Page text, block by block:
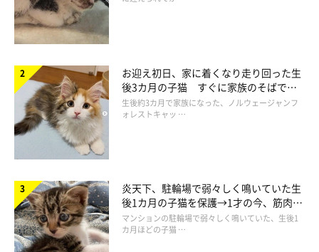
お迎え初日、家に着くなり走り回った生
後3カ月の子猫 すぐに家族のそばで落
ち着く姿に「迎えてよかった」
生後約3カ月で家族になった、ノルウェージャンフ
ォレストキャッ …
炎天下、駐輪場で弱々しく鳴いていた生
後1カ月の子猫を保護→1才の今、筋肉質
でツンデレなコに成長
マンションの駐輪場で弱々しく鳴いていた、生後1
カ月ほどの子猫 …